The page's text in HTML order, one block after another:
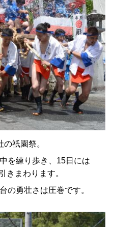
祇園祭。
を練り歩き、15日には
きまわります。
の勇壮さは圧巻です。